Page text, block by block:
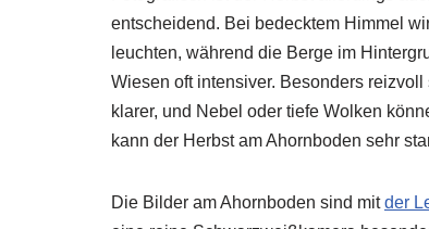
entscheidend. Bei bedecktem Himmel
leuchten, während die Berge im
Wiesen oft intensiver. Besonders
klarer, und Nebel oder tiefe Wolken
kann der Herbst am Ahornboden sehr
Die Bilder am Ahornboden sind mitder